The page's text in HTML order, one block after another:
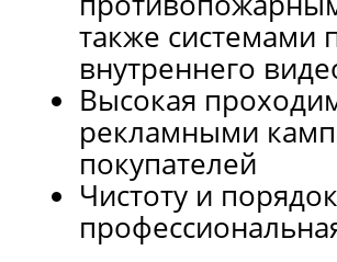
также системами
внутреннего
Высокая
рекламными
покупателей
Чистоту и